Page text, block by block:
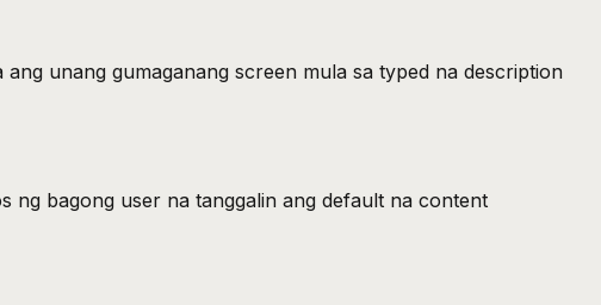
unang gumaganang screen mula sa typed na description
ng bagong user na tanggalin ang default na content